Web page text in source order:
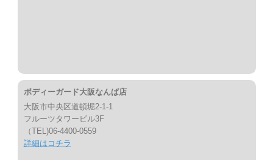
ボディーガード大阪なんば店
大阪市中央区道頓堀2-1-1
フルーツタワービル3F
（TEL)06-4400-0559
詳細はコチラ